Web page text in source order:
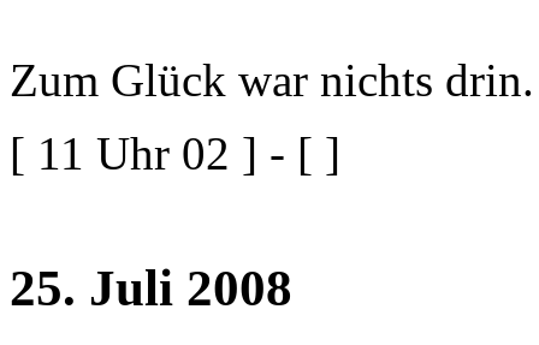
Zum Glück war nichts drin.
[ 11 Uhr 02 ] - [ ]
25. Juli 2008